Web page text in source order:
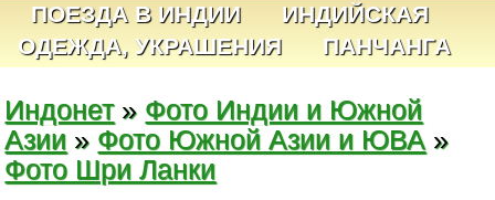
ПОЕЗДА В ИНДИИ
ИНДИЙСКАЯ
ОДЕЖДА, УКРАШЕНИЯ
ПАНЧАНГА
Индонет» Фото Индии и Южной
Азии » Фото Южной Азии и ЮВА »
Фото Шри Ланки